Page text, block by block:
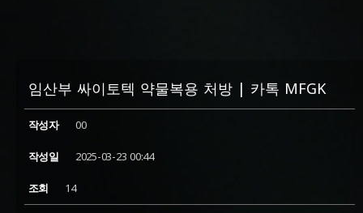
임산부 싸이토텍 약물복용 처방 | 카톡 MFGK
작성자 00
작성일 2025-03-23 00:44
조회 14